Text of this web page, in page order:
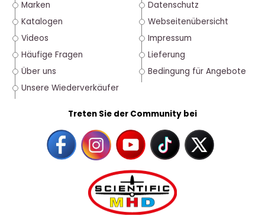
Marken
Katalogen
Videos
Häufige Fragen
Über uns
Unsere Wiederverkäufer
Treten Sie der Community bei
Datenschutz
Webseitenübersicht
Impressum
Lieferung
Bedingung für Angebote